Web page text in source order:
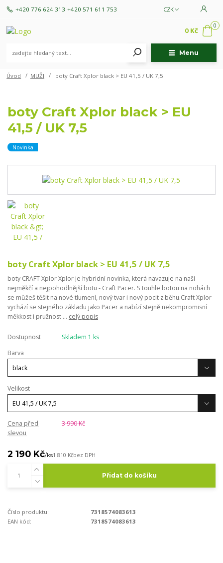
Menu
CZK
+420 776 624 313 +420 571 611 753
0
0 Kč
Úvod MUŽI boty Craft Xplor black > EU 41,5 / UK 7,5
boty Craft Xplor black > EU
41,5 / UK 7,5
Novinka
boty Craft Xplor black > EU 41,5 / UK 7,5
boty CRAFT Xplor Xplor je hybridní novinka, která navazuje na naší
nejměkčí a nejpohodlnější botu - Craft Pacer. S touhle botou na nohách
se můžeš těšit na nové tlumení, nový tvar i nový pocit z běhu.Craft Xplor
vychází se stejného základu jako Pacer a nabízí stejně nekompromisní
měkkost i pružnost ... celý popis
Dostupnost
Skladem 1 ks
Barva
Velikost
Cena před
slevou
3 990 Kč
2 190 Kč/ks1 810 Kčbez DPH
Přidat do košíku
Číslo produktu:
7318574083613
EAN kód:
7318574083613